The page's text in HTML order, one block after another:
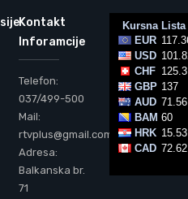
Kontakt
Inforamcije
Telefon:
037/499-500
Mail:
rtvplus@gmail.com
Adresa:
Balkanska br.
71